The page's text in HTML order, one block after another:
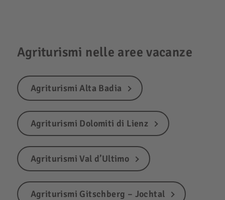
Agriturismi nelle aree vacanze
Agriturismi Alta Badia
Agriturismi Dolomiti di Lienz
Agriturismi Val d’Ultimo
Agriturismi Gitschberg – Jochtal